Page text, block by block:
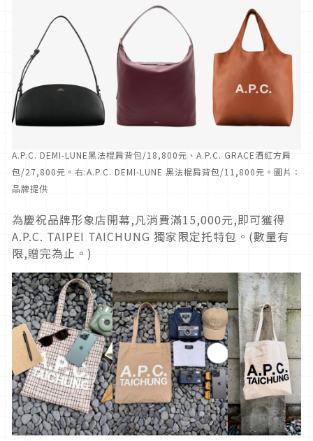
A.P.C. DEMI-LUNE黑法棍肩背包/18,800元、A.P.C. GRACE酒紅方肩
包/27,800元。右:A.P.C. DEMI-LUNE 黑法棍肩背包/11,800元。圖片：
品牌提供
為慶祝品牌形象店開幕,凡消費滿15,000元,即可獲得
A.P.C. TAIPEI TAICHUNG 獨家限定托特包。(數量有
限,贈完為止。)